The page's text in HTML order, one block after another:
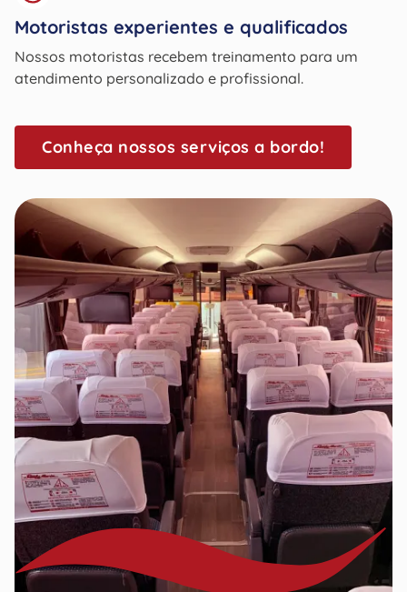
Motoristas experientes e qualificados
Nossos motoristas recebem treinamento para um
atendimento personalizado e profissional.
Conheça nossos serviços a bordo!